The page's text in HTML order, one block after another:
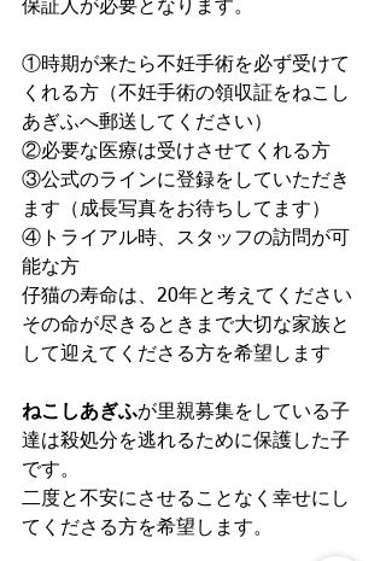
保証人が必要となります。
①時期が来たら不妊手術を必ず受けて
くれる方（不妊手術の領収証をねこし
あぎふへ郵送してください）
②必要な医療は受けさせてくれる方
③公式のラインに登録をしていただき
ます（成長写真をお待ちしてます）
④トライアル時、スタッフの訪問が可
能な方
仔猫の寿命は、20年と考えてください
その命が尽きるときまで大切な家族と
して迎えてくださる方を希望します
ねこしあぎふが里親募集をしている子
達は殺処分を逃れるために保護した子
です。
二度と不安にさせることなく幸せにし
てくださる方を希望します。